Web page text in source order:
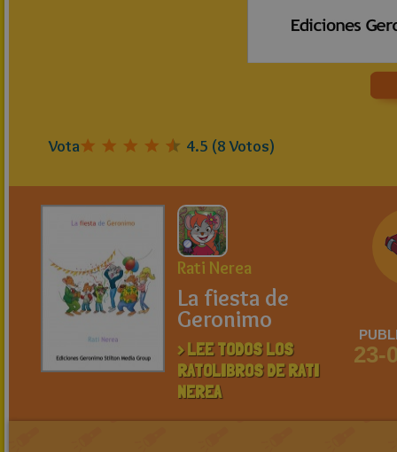
Vota 4.5 (8Votos)
Rati Nerea
La fiesta de
Geronimo
> LEE TODOS LOS
RATOLIBROS DE RATI
NEREA
23-